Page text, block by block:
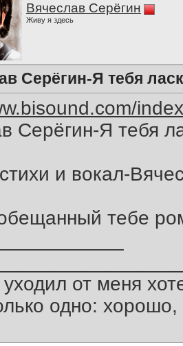
Вячеслав Серёгин
Живу я здесь
Серёгин-Я тебя
Серёгин-Я тебя
и вокал-
тебе
уходил от меня
одно: